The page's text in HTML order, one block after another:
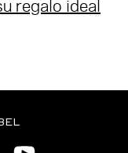
regalo ideal